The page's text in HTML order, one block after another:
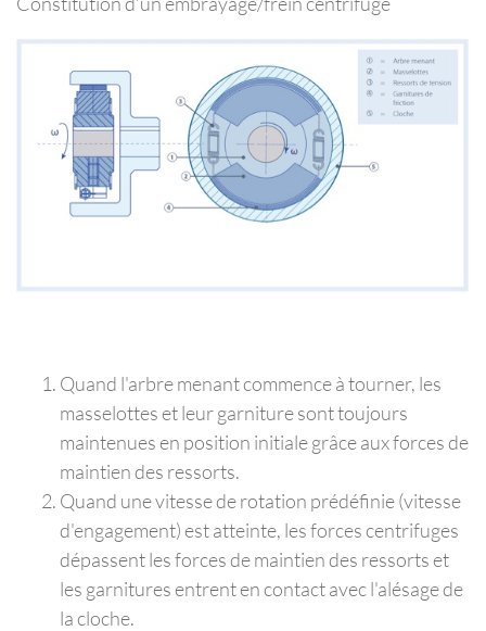
Quand l'arbre menant commence à tourner, les
masselottes et leur garniture sont toujours
maintenues en position initiale grâce aux forces de
maintien des ressorts.
Quand une vitesse de rotation prédéfinie (vitesse
d'engagement) est atteinte, les forces centrifuges
dépassent les forces de maintien des ressorts et
les garnitures entrent en contact avec l'alésage de
la cloche.